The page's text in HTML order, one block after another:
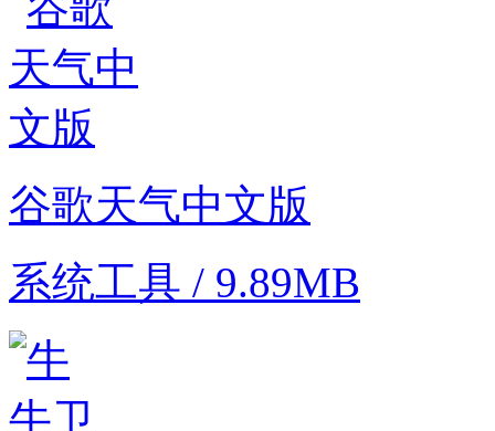
谷歌天气中文版
系统工具 / 9.89MB